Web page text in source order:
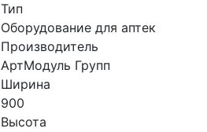
Тип
Оборудование для аптек
Производитель
АртМодуль Групп
Ширина
900
Высота